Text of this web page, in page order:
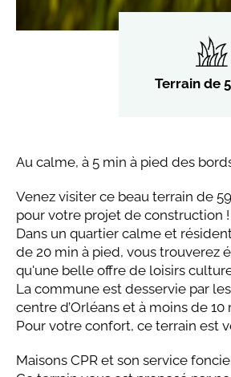
Terrain de
Au calme, à 5 min à pied des
Venez visiter ce beau terrain de
pour votre projet de construction !
Dans un quartier calme et
de 20 min à pied, vous trouverez
qu'une belle offre de loisirs
La commune est desservie par
centre d’Orléans et à moins de 10
Pour votre confort, ce terrain est
Maisons CPR et son service